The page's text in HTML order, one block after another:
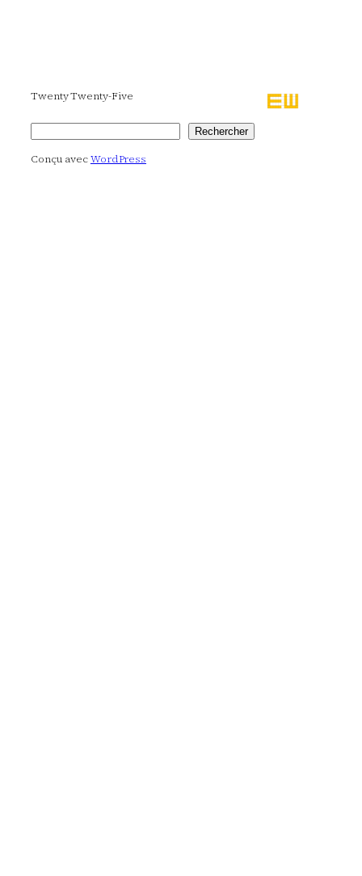
Twenty Twenty-Five
Rechercher Rechercher
Conçu avecWordPress